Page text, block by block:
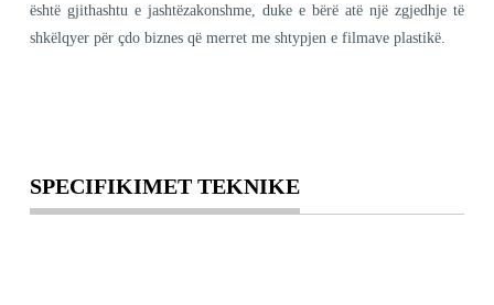
është gjithashtu e jashtëzakonshme, duke e bërë atë një zgjedhje të
shkëlqyer për çdo biznes që merret me shtypjen e filmave plastikë.
SPECIFIKIMET TEKNIKE